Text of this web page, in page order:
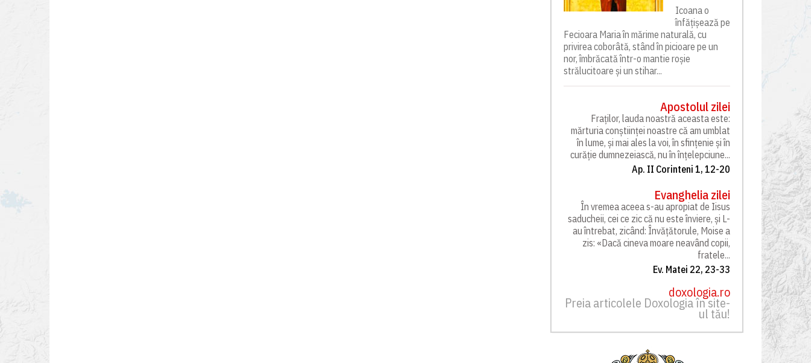
Icoana o
înfățișează pe
Fecioara Maria în mărime naturală, cu
privirea coborâtă, stând în picioare pe un
nor, îmbrăcată într-o mantie roșie
strălucitoare și un stihar...
Apostolul zilei
Fraților, lauda noastră aceasta este:
mărturia conștiinței noastre că am umblat
în lume, și mai ales la voi, în sfințenie și în
curăție dumnezeiască, nu în înțelepciune...
Ap. II Corinteni 1, 12-20
Evanghelia zilei
În vremea aceea s-au apropiat de Iisus
saducheii, cei ce zic că nu este înviere, și L-
au întrebat, zicând: Învățătorule, Moise a
zis: «Dacă cineva moare neavând copii,
fratele...
Ev. Matei 22, 23-33
doxologia.ro
Preia articolele Doxologia în site-
ul tău!